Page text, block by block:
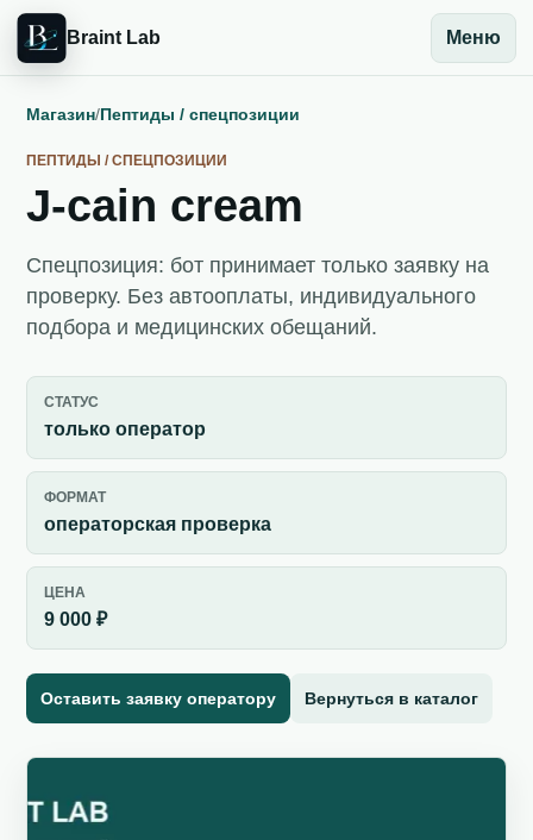
Braint Lab Меню
Магазин/Пептиды / спецпозиции
ПЕПТИДЫ / СПЕЦПОЗИЦИИ
J-cain cream
Спецпозиция: бот принимает только заявку на
проверку. Без автооплаты, индивидуального
подбора и медицинских обещаний.
СТАТУС
только оператор
ФОРМАТ
операторская проверка
ЦЕНА
9 000 ₽
Оставить заявку оператору Вернуться в каталог